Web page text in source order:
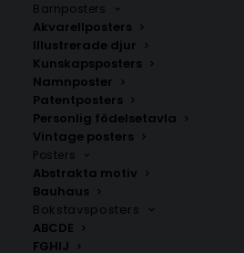
Barnposters
Akvarellposters
Illustrerade djur
Kunskapsposters
Namnposter
Patentposters
Personlig födelsetavla
Vintage posters
Posters
Abstrakta motiv
Bauhaus
Bokstavsposters
ABCDE
FGHIJ
SNABB LEVERANS
1-2 arbetsdagar
BILLIG FRAKT
39 kr i frakt inom Sverige